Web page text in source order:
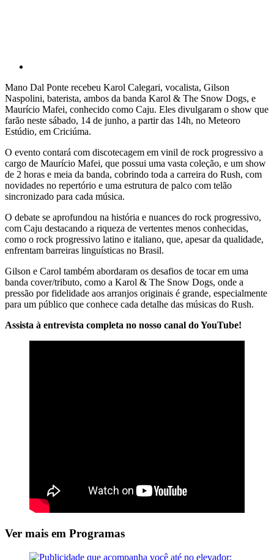
Mano Dal Ponte recebeu Karol Calegari, vocalista, Gilson
Naspolini, baterista, ambos da banda Karol & The Snow Dogs, e
Maurício Mafei, conhecido como Caju. Eles divulgaram o show que
farão neste sábado, 14 de junho, a partir das 14h, no Meteoro
Estúdio, em Criciúma.
O evento contará com discotecagem em vinil de rock progressivo a
cargo de Maurício Mafei, que possui uma vasta coleção, e um show
de 2 horas e meia da banda, cobrindo toda a carreira do Rush, com
novidades no repertório e uma estrutura de palco com telão
sincronizado para cada música.
O debate se aprofundou na história e nuances do rock progressivo,
com Caju destacando a riqueza de vertentes menos conhecidas,
como o rock progressivo latino e italiano, que, apesar da qualidade,
enfrentam barreiras linguísticas no Brasil.
Gilson e Carol também abordaram os desafios de tocar em uma
banda cover/tributo, como a Karol & The Snow Dogs, onde a
pressão por fidelidade aos arranjos originais é grande, especialmente
para um público que conhece cada detalhe das músicas do Rush.
Assista à entrevista completa no nosso canal do YouTube!
Ver mais em Programas